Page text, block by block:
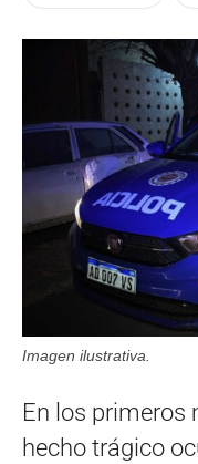
Imagen ilustrativa.
En los primeros
hecho trágico